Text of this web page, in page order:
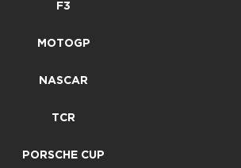
F3
MOTOGP
NASCAR
TCR
PORSCHE CUP